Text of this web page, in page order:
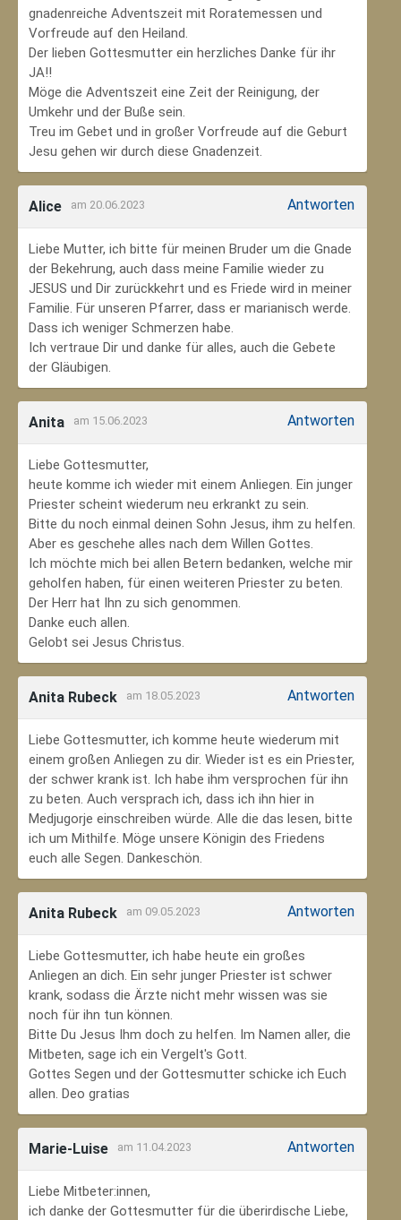
gnadenreiche Adventszeit mit Roratemessen und
Vorfreude auf den Heiland.
Der lieben Gottesmutter ein herzliches Danke für ihr
JA!!
Möge die Adventszeit eine Zeit der Reinigung, der
Umkehr und der Buße sein.
Treu im Gebet und in großer Vorfreude auf die Geburt
Jesu gehen wir durch diese Gnadenzeit.
Alice am 20.06.2023 Antworten
Liebe Mutter, ich bitte für meinen Bruder um die Gnade
der Bekehrung, auch dass meine Familie wieder zu
JESUS und Dir zurückkehrt und es Friede wird in meiner
Familie. Für unseren Pfarrer, dass er marianisch werde.
Dass ich weniger Schmerzen habe.
Ich vertraue Dir und danke für alles, auch die Gebete
der Gläubigen.
Anita am 15.06.2023 Antworten
Liebe Gottesmutter,
heute komme ich wieder mit einem Anliegen. Ein junger
Priester scheint wiederum neu erkrankt zu sein.
Bitte du noch einmal deinen Sohn Jesus, ihm zu helfen.
Aber es geschehe alles nach dem Willen Gottes.
Ich möchte mich bei allen Betern bedanken, welche mir
geholfen haben, für einen weiteren Priester zu beten.
Der Herr hat Ihn zu sich genommen.
Danke euch allen.
Gelobt sei Jesus Christus.
Anita Rubeck am 18.05.2023 Antworten
Liebe Gottesmutter, ich komme heute wiederum mit
einem großen Anliegen zu dir. Wieder ist es ein Priester,
der schwer krank ist. Ich habe ihm versprochen für ihn
zu beten. Auch versprach ich, dass ich ihn hier in
Medjugorje einschreiben würde. Alle die das lesen, bitte
ich um Mithilfe. Möge unsere Königin des Friedens
euch alle Segen. Dankeschön.
Anita Rubeck am 09.05.2023 Antworten
Liebe Gottesmutter, ich habe heute ein großes
Anliegen an dich. Ein sehr junger Priester ist schwer
krank, sodass die Ärzte nicht mehr wissen was sie
noch für ihn tun können.
Bitte Du Jesus Ihm doch zu helfen. Im Namen aller, die
Mitbeten, sage ich ein Vergelt's Gott.
Gottes Segen und der Gottesmutter schicke ich Euch
allen. Deo gratias
Marie-Luise am 11.04.2023 Antworten
Liebe Mitbeter:innen,
ich danke der Gottesmutter für die überirdische Liebe,